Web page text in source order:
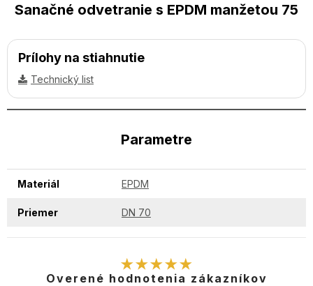
Sanačné odvetranie s EPDM manžetou 75
Prílohy na stiahnutie
Technický list
Parametre
Materiál EPDM
Priemer DN 70
★★★★★
Overené hodnotenia zákazníkov